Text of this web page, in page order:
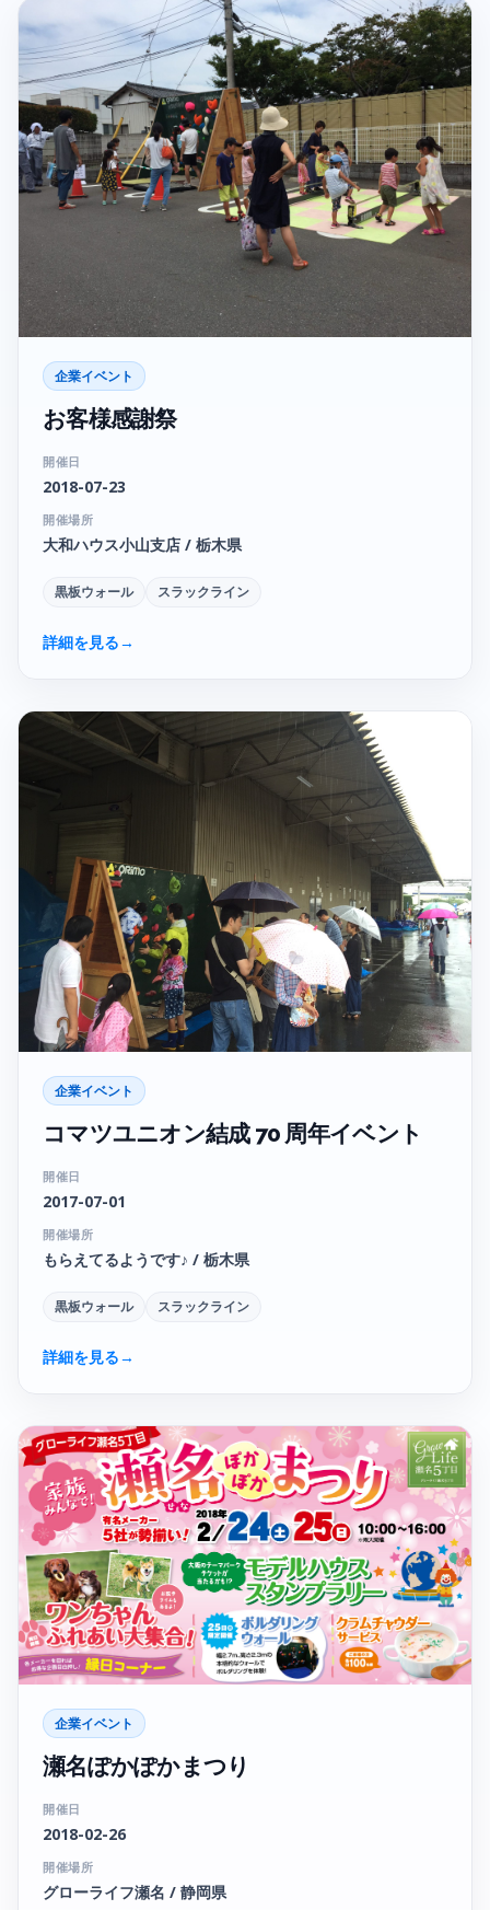
企業イベント
お客様感謝祭
開催日
2018-07-23
開催場所
大和ハウス小山支店 / 栃木県
黒板ウォール スラックライン
詳細を見る→
企業イベント
コマツユニオン結成 70 周年イベント
開催日
2017-07-01
開催場所
もらえてるようです♪ / 栃木県
黒板ウォール スラックライン
詳細を見る→
企業イベント
瀬名ぽかぽかまつり
開催日
2018-02-26
開催場所
グローライフ瀬名 / 静岡県